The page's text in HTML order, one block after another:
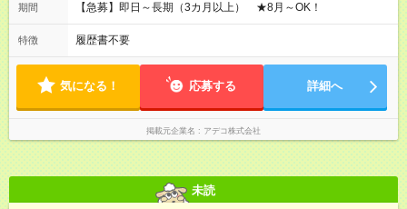
期間 【急募】即日～長期（3カ月以上） ★8月～OK！
特徴 履歴書不要
気になる！ 応募する 詳細へ
掲載元企業名 アデコ株式会社
未読